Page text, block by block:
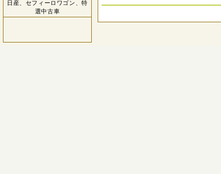
日産、セフィーロワゴン、特
選中古車